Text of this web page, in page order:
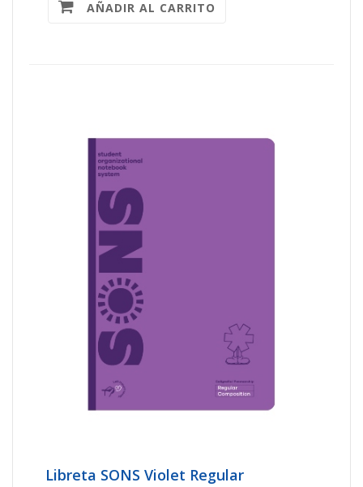
AÑADIR AL CARRITO
Libreta SONS Violet Regular